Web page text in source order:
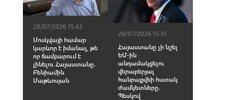
28/07/2026 15:43
Մոսկվայի համար
կարևոր է իմանալ, թե
որ ճամբարում է
լինելու Հայաստանը․
Բենիամին
Մաթևոսյան
28/07/2026 15:31
Հայաստանը չի նշել
ԵՄ-ին
անդամակցելու
վերաբերյալ
հանրաքվեի հստակ
ժամկետները․
Պեսկով